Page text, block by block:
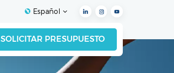
Español
English
SOLICITAR PRESUPUESTO